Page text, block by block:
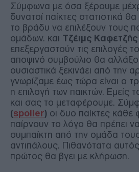
Σύμφωνα με όσα ξέρουμε
δυνατοί παίκτες στατιστικά
το βράδυ να επιλέξουν τους
ομάδων. και Τζέιμς Καφετζής
επεξεργαστούν τις επιλογές
αποψινό συμβούλιο θα
ουσιαστικά ξεκινάει από την
γνωρίζαμε έως τώρα είναι ο
η επιλογή των παικτών. Εμείς
και σας το μεταφέρουμε.
(spoiler) οι δυο παίκτες
παίρνουν το λόγο θα πρέπει
συμπαίκτη από την ομάδα
αντιπάλους. Πιθανότατα
πρώτος θα βγει με κλήρωση.